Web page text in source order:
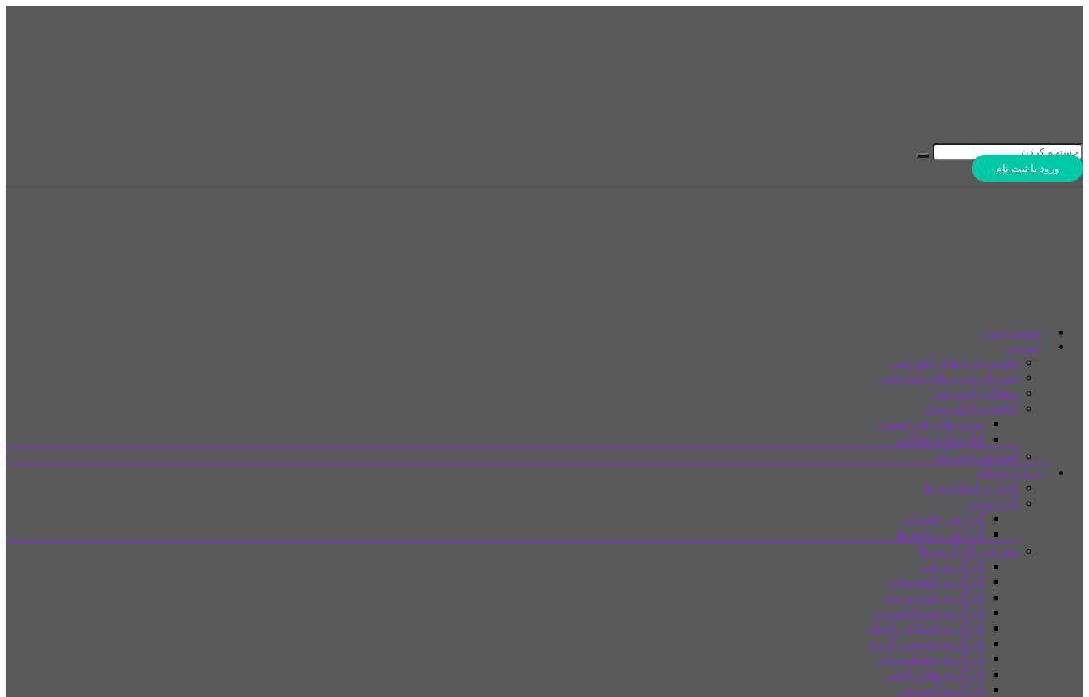
ورود یا ثبت نام
صفحه اصلی
آموزش
تقویم دوره های آموزشی
ثبت نام دوره های آموزشی
مطالب آموزشی
کتابخانه الکترونیک
جزوه های فدراسیون
کتاب ها و مقالات
آموزش ثبت نام
درباره باشگاه
اخبار و اطلاعیه ها
گزارشات
گزارش جلسات
گزارش برنامه ها
معرفی کارگروه ها
کارگروه فنی
کارگروه کوهپیمایی
کارگروه کوه نوردی
کارگروه هیمالیانوردی
کارگروه اسکای رانینگ
کارگروه طبیعت گردی
کارگروه پیشکسوتان
کارگروه هلال احمر
کارگروه آموزش